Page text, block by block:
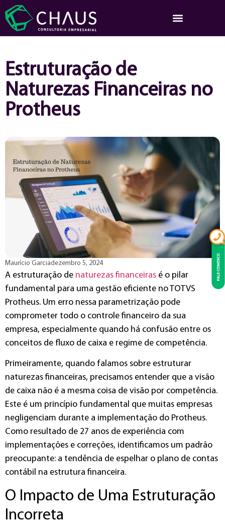
Estruturação de
Naturezas Financeiras no
Protheus
Maurício Garciadezembro 5, 2024
A estruturação de naturezas financeiras é o pilar
fundamental para uma gestão eficiente no TOTVS
Protheus. Um erro nessa parametrização pode
comprometer todo o controle financeiro da sua
empresa, especialmente quando há confusão entre os
conceitos de fluxo de caixa e regime de competência.
Primeiramente, quando falamos sobre estruturar
naturezas financeiras, precisamos entender que a visão
de caixa não é a mesma coisa de visão por competência.
Este é um princípio fundamental que muitas empresas
negligenciam durante a implementação do Protheus.
Como resultado de 27 anos de experiência com
implementações e correções, identificamos um padrão
preocupante: a tendência de espelhar o plano de contas
contábil na estrutura financeira.
O Impacto de Uma Estruturação
Incorreta